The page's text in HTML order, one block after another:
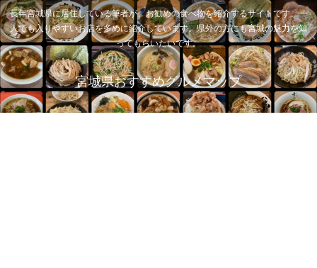
長年宮城県に居住している筆者が、お勧めの食べ物を紹介するサイトです。一
人でも入りやすいお店を多めに紹介しています。県外の方にも宮城の魅力を知
ってもらいたいです。
宮城県おすすめグルメマップ